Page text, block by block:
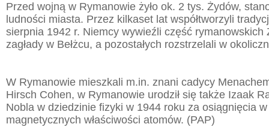
Przed wojną w Rymanowie żyło ok. 2 tys. Żydów,
ludności miasta. Przez kilkaset lat współtworzyli
sierpnia 1942 r. Niemcy wywieźli część rymanowskich
zagłady w Bełżcu, a pozostałych rozstrzelali w
W Rymanowie mieszkali m.in. znani cadycy
Hirsch Cohen, w Rymanowie urodził się także Izaak
Nobla w dziedzinie fizyki w 1944 roku za osiągnięcia
magnetycznych właściwości atomów. (PAP)